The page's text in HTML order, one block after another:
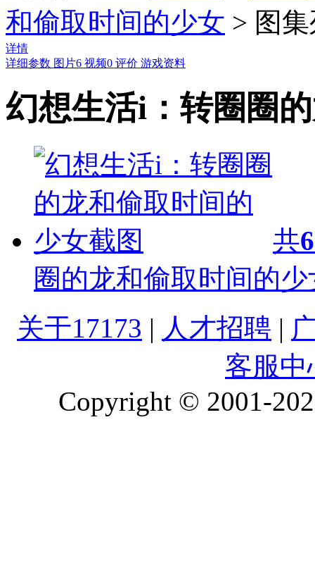
和偷取时间的少女 > 图
详情
详细参数 图片6 视频0 评价 游戏资料
幻想生活i：转圈圈
共6
圈的龙和偷取时间的
关于17173 | 人才招聘 |
客服中
Copyright © 2001-